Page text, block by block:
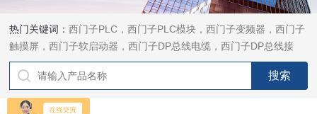
热门关键词：西门子PLC，西门子PLC模块，西门子变频器，西门子
触摸屏，西门子软启动器，西门子DP总线电缆，西门子DP总线接
头，西门子CP通讯网卡，西门子数控系统及停产备件